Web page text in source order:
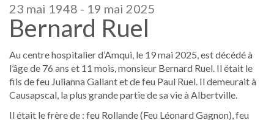
23 mai 1948 - 19 mai 2025
Bernard Ruel
Au centre hospitalier d’Amqui, le 19 mai 2025, est décédé à
l’âge de 76 ans et 11 mois, monsieur Bernard Ruel. Il était le
fils de feu Julianna Gallant et de feu Paul Ruel. Il demeurait à
Causapscal, la plus grande partie de sa vie à Albertville.
Il était le frère de : feu Rollande (Feu Léonard Gagnon), feu